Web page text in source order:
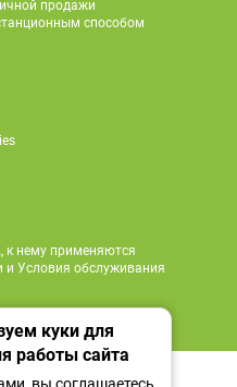
продажи
способом
к нему применяются
и Условия обслуживания
18 18
сетях
куки для
работы сайта